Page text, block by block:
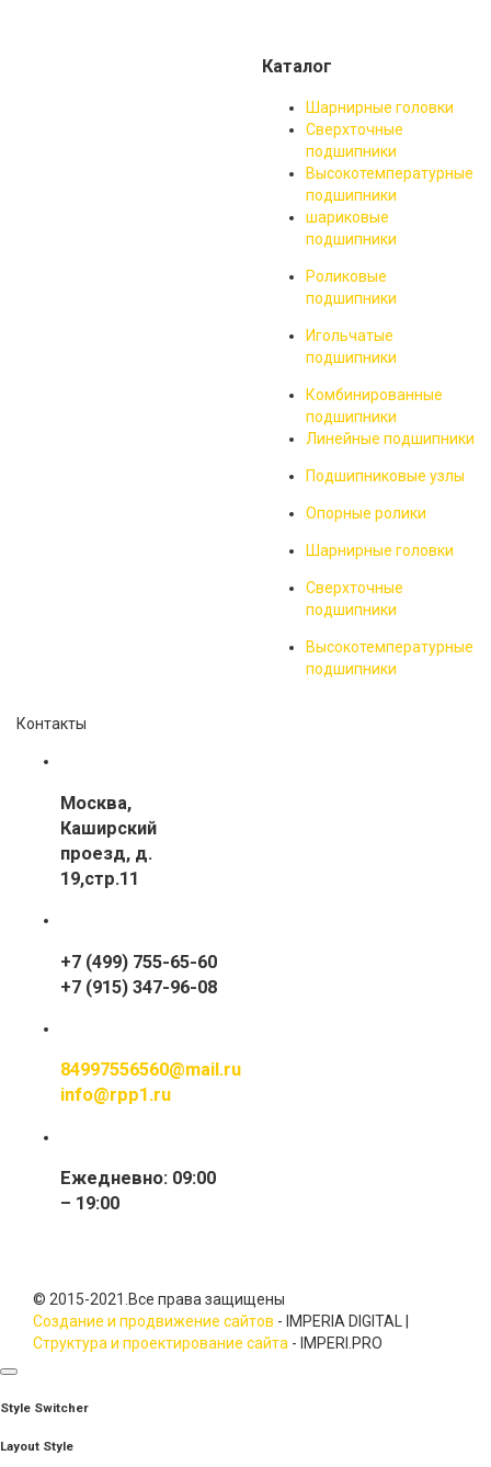
Каталог
Шарнирные головки
Сверхточные
подшипники
Высокотемпературные
подшипники
шариковые
подшипники
Роликовые
подшипники
Игольчатые
подшипники
Комбинированные
подшипники
Линейные подшипники
Подшипниковые узлы
Опорные ролики
Шарнирные головки
Сверхточные
подшипники
Высокотемпературные
подшипники
Контакты
Москва,
Каширский
проезд, д.
19,стр.11
+7 (499) 755-65-60
+7 (915) 347-96-08
84997556560@mail.ru
info@rpp1.ru
Ежедневно: 09:00
– 19:00
© 2015-2021.Все права защищены
Создание и продвижение сайтов - IMPERIA DIGITAL |
Структура и проектирование сайта - IMPERI.PRO
Style Switcher
Layout Style